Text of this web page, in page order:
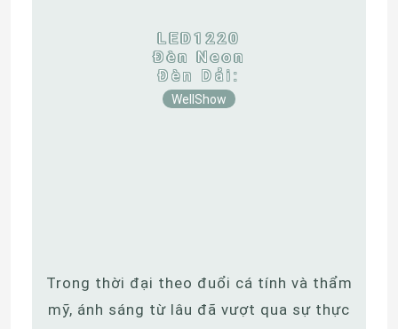
LED1220
Đèn Neon
Đèn Dải:
WellShow
Trong thời đại theo đuổi cá tính và thẩm
mỹ, ánh sáng từ lâu đã vượt qua sự thực